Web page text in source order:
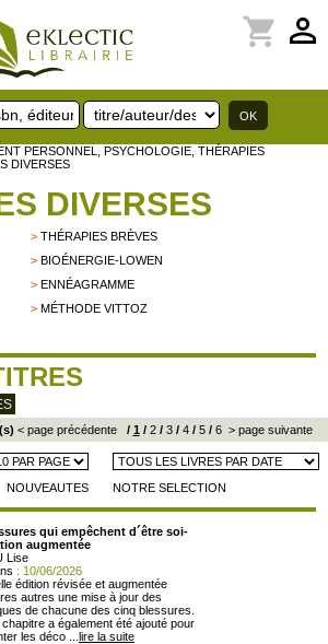
perm_identity
shopping_cart
PERSONNEL, PSYCHOLOGIE, THÉRAPIES
DIVERSES
DIVERSES
>THÉRAPIES BRÈVES
>BIOÉNERGIE-LOWEN
>ENNÉAGRAMME
>MÉTHODE VITTOZ
< page précédente/ 1 /2/3/4/5/6 > page suivante
NOUVEAUTES NOTRE SELECTION
qui empêchent d´être soi-
augmentée
Lise
: 10/06/2026
édition révisée et augmentée
autres une mise à jour des
de chacune des cinq blessures.
a également été ajouté pour
les déco ... lire la suite